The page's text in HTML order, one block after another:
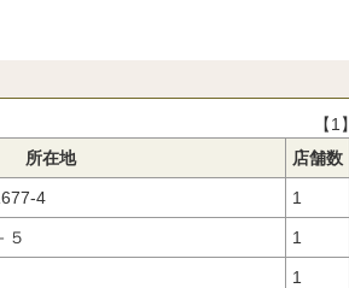
【1】
所在地 店舗数
4 1
５ 1
1